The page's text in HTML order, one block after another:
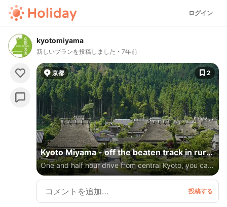
ログイン
kyotomiyama
新しいプランを投稿しました 7年前
京都 2
Kyoto Miyama - off the beaten track in rural
Kyoto
One and half hour drive from central Kyoto, you can
experience time slip to 100 yrs ago rural Japan
landscape. 200 yrs old thatched roof houses still
used as residential house for locals in the thatched